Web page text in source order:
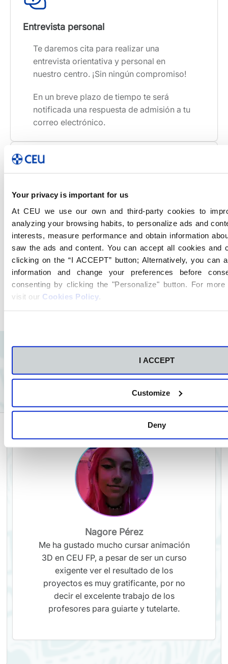
Your privacy is important for us
At CEU we use our own and third-party cookies to
analyzing your browsing habits, to personalize ads and
interests, measure performance and obtain information
saw the ads and content. You can accept all cookies and
clicking on the “I ACCEPT” button; Alternatively, you can
information and change your preferences before
consenting by clicking the "Personalize" button. For
visit our Cookies Policy
I ACCEPT
Customize
Deny
Entrevista personal
Te daremos cita para realizar una
entrevista orientativa y personal en
nuestro centro. ¡Sin ningún compromiso!
En un breve plazo de tiempo te será
notificada una respuesta de admisión a tu
correo electrónico.
Reserva e inscripción
Confirmada tu admisión en CEU FP,
reserva tu matrícula siguiendo tres
sencillos pasos. Tu asesor estará siempre
disponible para cualquier duda. Una vez
finalizados, ¡enhorabuena! ¡Eres alumno
CEU FP!
Historias de CEU FP
Nagore Pérez
Me ha gustado mucho cursar animación
3D en CEU FP, a pesar de ser un curso
exigente ver el resultado de los
proyectos es muy gratificante, por no
decir el excelente trabajo de los
profesores para guiarte y tutelarte.